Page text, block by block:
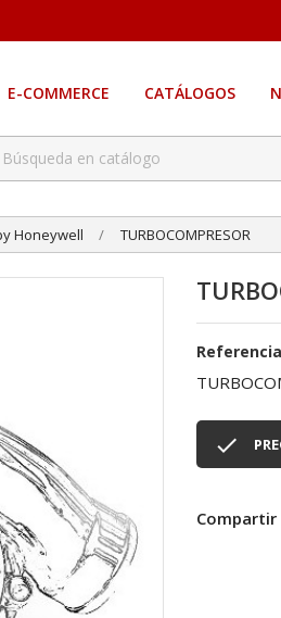
E-COMMERCE CATÁLOGOS
Honeywell TURBOCOMPRESOR
Referencia

Compartir